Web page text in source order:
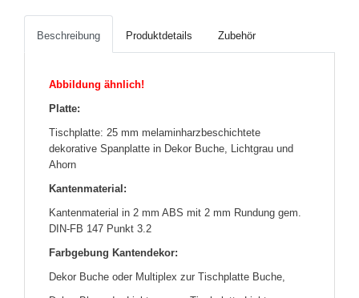
Beschreibung Produktdetails Zubehör
Abbildung ähnlich!
Platte:
Tischplatte: 25 mm melaminharzbeschichtete
dekorative Spanplatte in Dekor Buche, Lichtgrau und
Ahorn
Kantenmaterial:
Kantenmaterial in 2 mm ABS mit 2 mm Rundung gem.
DIN-FB 147 Punkt 3.2
Farbgebung Kantendekor:
Dekor Buche oder Multiplex zur Tischplatte Buche,